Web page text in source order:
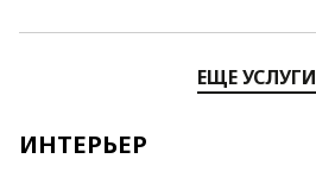
ЕЩЕ УСЛУГИ
ИНТЕРЬЕР